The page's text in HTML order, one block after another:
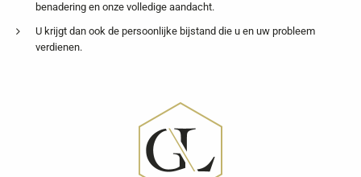
benadering en onze volledige aandacht.
U krijgt dan ook de persoonlijke bijstand die u en uw probleem
verdienen.